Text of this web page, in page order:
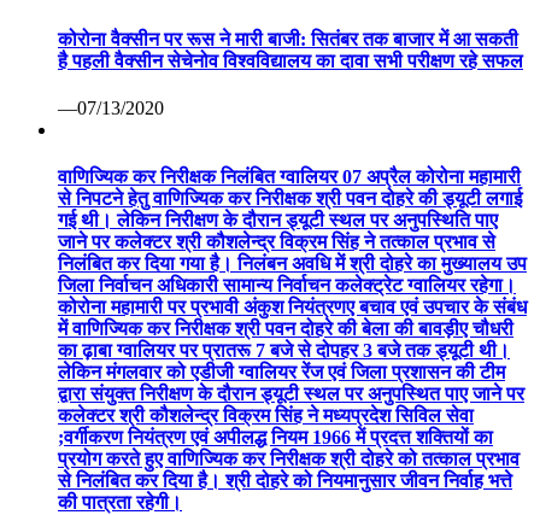
कोरोना वैक्सीन पर रूस ने मारी बाजी: सितंबर तक बाजार में आ सकती
है पहली वैक्सीन सेचेनोव विश्वविद्यालय का दावा सभी परीक्षण रहे सफल
—07/13/2020
वाणिज्यिक कर निरीक्षक निलंबित ग्वालियर 07 अप्रैल कोरोना महामारी
से निपटने हेतु वाणिज्यिक कर निरीक्षक श्री पवन दोहरे की ड्यूटी लगाई
गई थी। लेकिन निरीक्षण के दौरान ड्यूटी स्थल पर अनुपस्थिति पाए
जाने पर कलेक्टर श्री कौशलेन्द्र विक्रम सिंह ने तत्काल प्रभाव से
निलंबित कर दिया गया है। निलंबन अवधि में श्री दोहरे का मुख्यालय उप
जिला निर्वाचन अधिकारी सामान्य निर्वाचन कलेक्ट्रेट ग्वालियर रहेगा।
कोरोना महामारी पर प्रभावी अंकुश नियंत्रणए बचाव एवं उपचार के संबंध
में वाणिज्यिक कर निरीक्षक श्री पवन दोहरे की बेला की बावड़ीए चौधरी
का ढ़ाबा ग्वालियर पर प्रातरू 7 बजे से दोपहर 3 बजे तक ड्यूटी थी।
लेकिन मंगलवार को एडीजी ग्वालियर रेंज एवं जिला प्रशासन की टीम
द्वारा संयुक्त निरीक्षण के दौरान ड्यूटी स्थल पर अनुपस्थित पाए जाने पर
कलेक्टर श्री कौशलेन्द्र विक्रम सिंह ने मध्यप्रदेश सिविल सेवा
;वर्गीकरण नियंत्रण एवं अपीलद्ध नियम 1966 में प्रदत्त शक्तियों का
प्रयोग करते हुए वाणिज्यिक कर निरीक्षक श्री दोहरे को तत्काल प्रभाव
से निलंबित कर दिया है। श्री दोहरे को नियमानुसार जीवन निर्वाह भत्ते
की पात्रता रहेगी।